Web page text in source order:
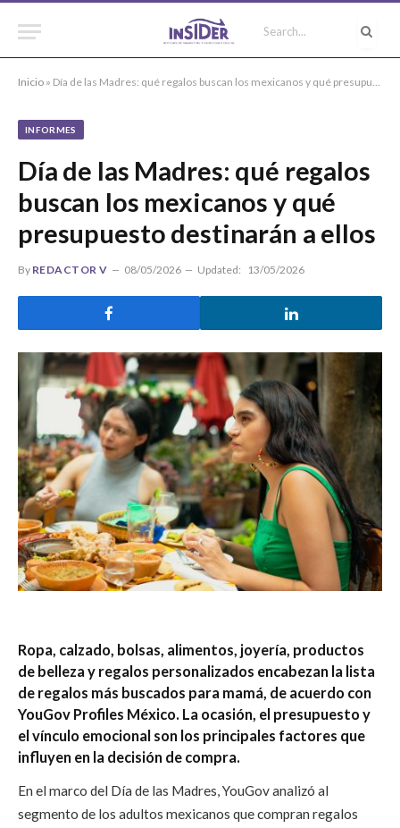
Inicio » Día de las Madres: qué regalos buscan los mexicanos y qué presupuesto destinarán a ellos
INFORMES
Día de las Madres: qué regalos
buscan los mexicanos y qué
presupuesto destinarán a ellos
By REDACTOR V 08/05/2026 Updated: 13/05/2026
Ropa, calzado, bolsas, alimentos, joyería, productos
de belleza y regalos personalizados encabezan la lista
de regalos más buscados para mamá, de acuerdo con
YouGov Profiles México. La ocasión, el presupuesto y
el vínculo emocional son los principales factores que
influyen en la decisión de compra.
En el marco del Día de las Madres, YouGov analizó al
segmento de los adultos mexicanos que compran regalos